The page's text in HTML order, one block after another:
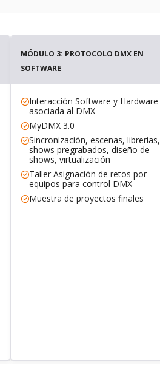
MÓDULO 3: PROTOCOLO DMX EN
SOFTWARE
Interacción Software y Hardware
asociada al DMX
MyDMX 3.0
Sincronización, escenas, librerías,
shows pregrabados, diseño de
shows, virtualización
Taller Asignación de retos por
equipos para control DMX
Muestra de proyectos finales